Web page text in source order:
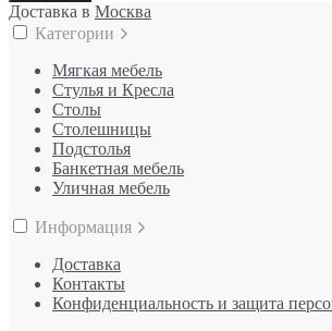
Доставка в Москва
Категории
Мягкая мебель
Стулья и Кресла
Столы
Столешницы
Подстолья
Банкетная мебель
Уличная мебель
Информация
Доставка
Контакты
Конфиденциальность и защита